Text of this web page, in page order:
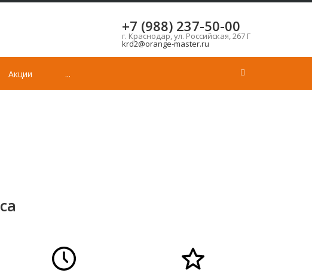
+7 (988) 237-50-00
г. Краснодар, ул. Российская, 267 Г
krd2@orange-master.ru
Акции ...